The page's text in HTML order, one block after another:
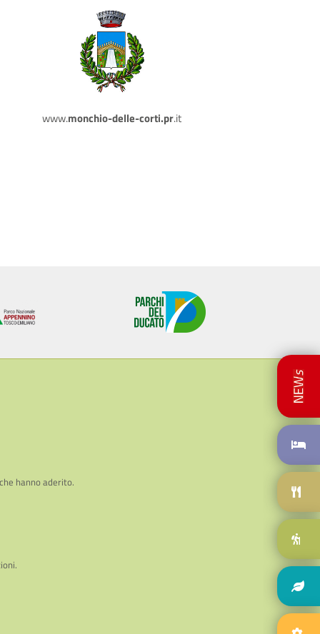
www.monchio-delle-corti.pr.it
hanno aderito.